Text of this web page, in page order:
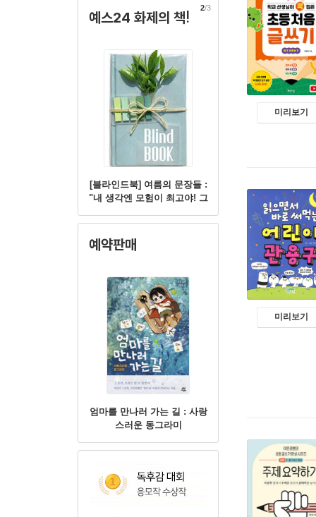
예스24 화제의 책!
[블라인드북] 여름의 문장들 :
"내 생각엔 모험이 최고야! 그
을 하는 거야."
2/3
예약판매
엄마를 만나러 가는 길 : 사랑
스러운 동그라미
미리보기
미리보기